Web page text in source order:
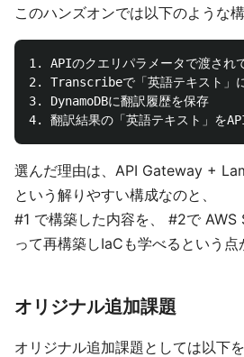
このハンズオンでは以下のような
1. APIのクエリパラメータで渡され
2. Transcribeで「英語テキスト」
3. DynamoDBに翻訳履歴を保存
選んだ理由は、API Gateway +
という解りやすい構成なのと、
#1 で構築した内容を、 #2で AWS
って再構築しIaCも学べるという点
オリジナル追加課題
オリジナル追加課題としては以下